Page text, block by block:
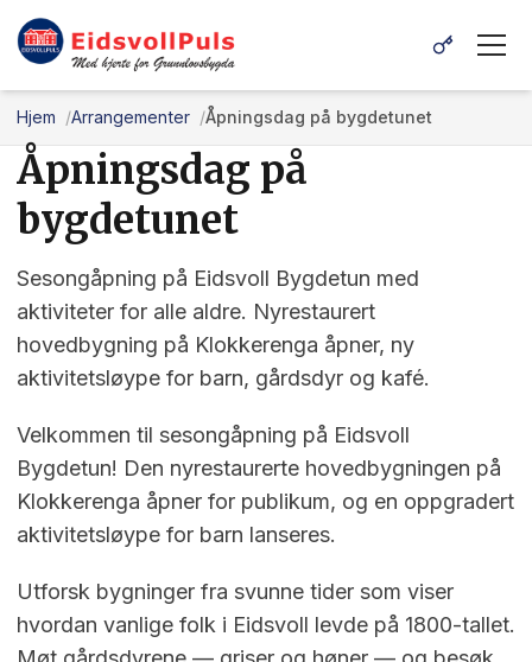
Hjem Arrangementer Åpningsdag på bygdetunet
Åpningsdag på
bygdetunet
Sesongåpning på Eidsvoll Bygdetun med
aktiviteter for alle aldre. Nyrestaurert
hovedbygning på Klokkerenga åpner, ny
aktivitetsløype for barn, gårdsdyr og kafé.
Velkommen til sesongåpning på Eidsvoll
Bygdetun! Den nyrestaurerte hovedbygningen på
Klokkerenga åpner for publikum, og en oppgradert
aktivitetsløype for barn lanseres.
Utforsk bygninger fra svunne tider som viser
hvordan vanlige folk i Eidsvoll levde på 1800-tallet.